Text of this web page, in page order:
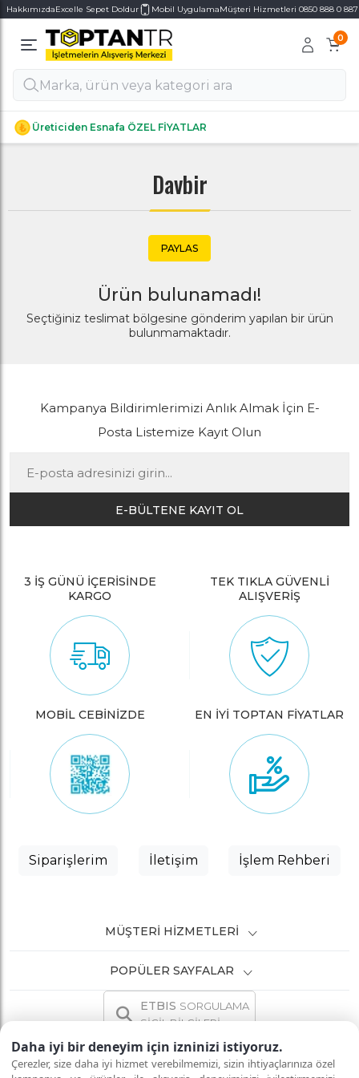
Daha iyi bir deneyim için izninizi istiyoruz.
Çerezler, size daha iyi hizmet verebilmemizi, sizin ihtiyaçlarınıza özel
HakkımızdaExcelle Sepet Doldur Mobil UygulamaMüşteri Hizmetleri 0850 888 0 887
0
Üreticiden Esnafa ÖZEL FİYATLAR
Alt Kategoriler
Alt Kategoriler
Davbir
PAYLAS
Ürün bulunamadı!
Seçtiğiniz teslimat bölgesine gönderim yapılan bir ürün
bulunmamaktadır.
Kampanya Bildirimlerimizi Anlık Almak İçin E-
Posta Listemize Kayıt Olun
E-BÜLTENE KAYIT OL
3 İŞ GÜNÜ İÇERİSİNDE
KARGO
TEK TIKLA GÜVENLİ
ALIŞVERİŞ
MOBİL CEBİNİZDE EN İYİ TOPTAN FİYATLAR
Siparişlerim İletişim İşlem Rehberi
MÜŞTERI HIZMETLERI
POPÜLER SAYFALAR
ETBIS SORGULAMA
SİCİL BİLGİLERİ